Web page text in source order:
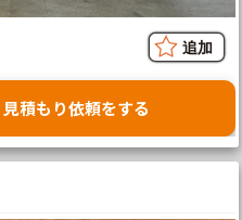
積もり依頼をする